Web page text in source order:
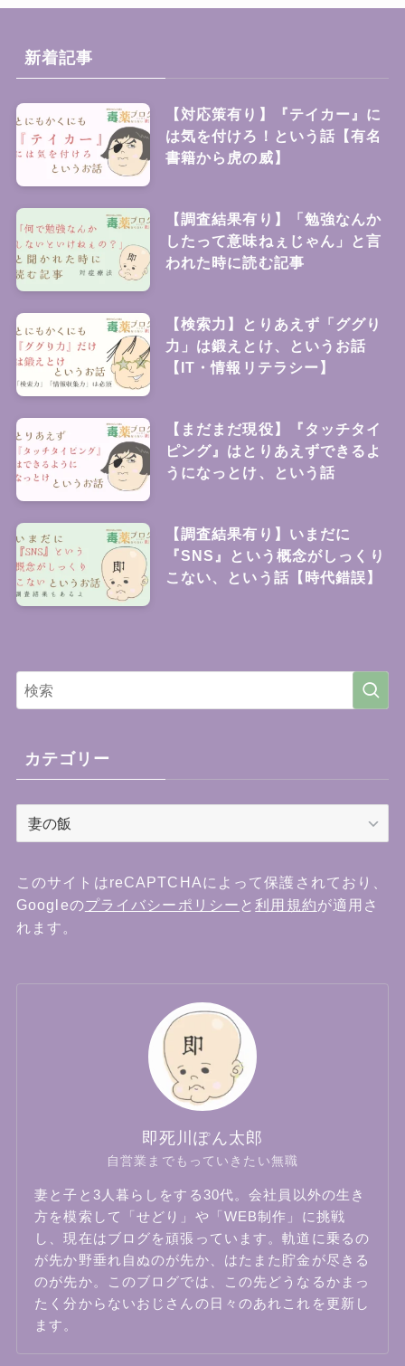
新着記事
【対応策有り】『テイカー』に
は気を付けろ！という話【有名
書籍から虎の威】
【調査結果有り】「勉強なんか
したって意味ねぇじゃん」と言
われた時に読む記事
【検索力】とりあえず「ググり
力」は鍛えとけ、というお話
【IT・情報リテラシー】
【まだまだ現役】『タッチタイ
ピング』はとりあえずできるよ
うになっとけ、という話
【調査結果有り】いまだに
『SNS』という概念がしっくり
こない、という話【時代錯誤】
カテゴリー
カ
テ
リ
ー
このサイトはreCAPTCHAによって保護されており、
Googleのプライバシーポリシー と利用規約が適用さ
れます。
即死川ぽん太郎
自営業までもっていきたい無職
妻と子と3人暮らしをする30代。会社員以外の生き
方を模索して「せどり」や「WEB制作」に挑戦
し、現在はブログを頑張っています。軌道に乗るの
が先か野垂れ自ぬのが先か、はたまた貯金が尽きる
のが先か。このブログでは、この先どうなるかまっ
たく分からないおじさんの日々のあれこれを更新し
ます。